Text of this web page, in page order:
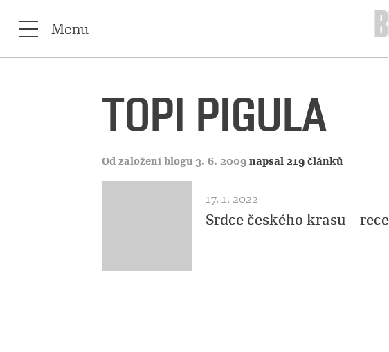
Menu
TOPI PIGULA
Od založení blogu 3. 6. 2009 napsal 219 článků
17. 1. 2022
Srdce českého krasu –